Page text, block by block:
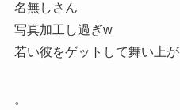
名無しさん
写真加工し過ぎw
若い彼をゲットして舞い上
。